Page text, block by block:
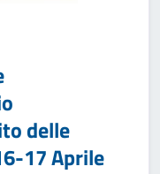
delle
17 Aprile